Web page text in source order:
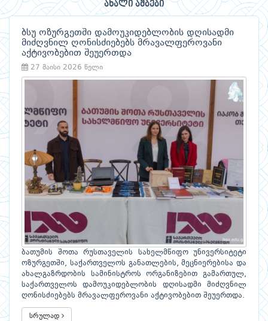
ახალი ამბები
ბსუ ოზურგეთში დამოუკიდებლობის დღისადმი
მიძღვნილ ღონისძიებებს მრავალფეროვანი
აქტივობებით შეუერთდა
27 მაისი 2026 წელი
ბათუმის შოთა რუსთაველის სახელმწიფო უნივერსიტეტი
ოზურგეთში, საქართველოს განათლების, მეცნიერებისა და
ახალგაზრდობის სამინისტროს ორგანიზებით გამართულ,
საქართველოს დამოუკიდებლობის დღისადმი მიძღვნილ
ღონისძიებებს მრავალფეროვანი აქტივობებით შეუერთდა.
სრულად